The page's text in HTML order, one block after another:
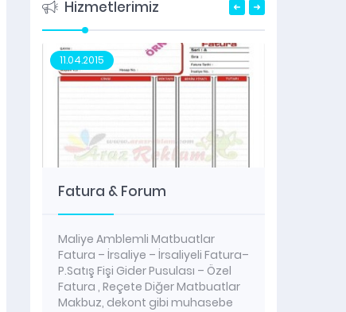
Hizmetlerimiz
11.04.2015
Fatura & Forum
Maliye Amblemli Matbuatlar
Fatura – İrsaliye – İrsaliyeli Fatura–
P.Satış Fişi Gider Pusulası – Özel
Fatura , Reçete Diğer Matbuatlar
Makbuz, dekont gibi muhasebe